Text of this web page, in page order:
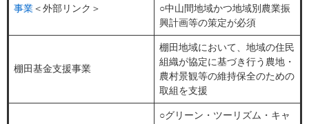
事業＜外部リンク＞
○中山間地域かつ地域別農業振
興計画等の策定が必須
棚田基金支援事業
棚田地域において、地域の住民
組織が協定に基づき行う農地・
農村景観等の維持保全のための
取組を支援
○グリーン・ツーリズム・キャ